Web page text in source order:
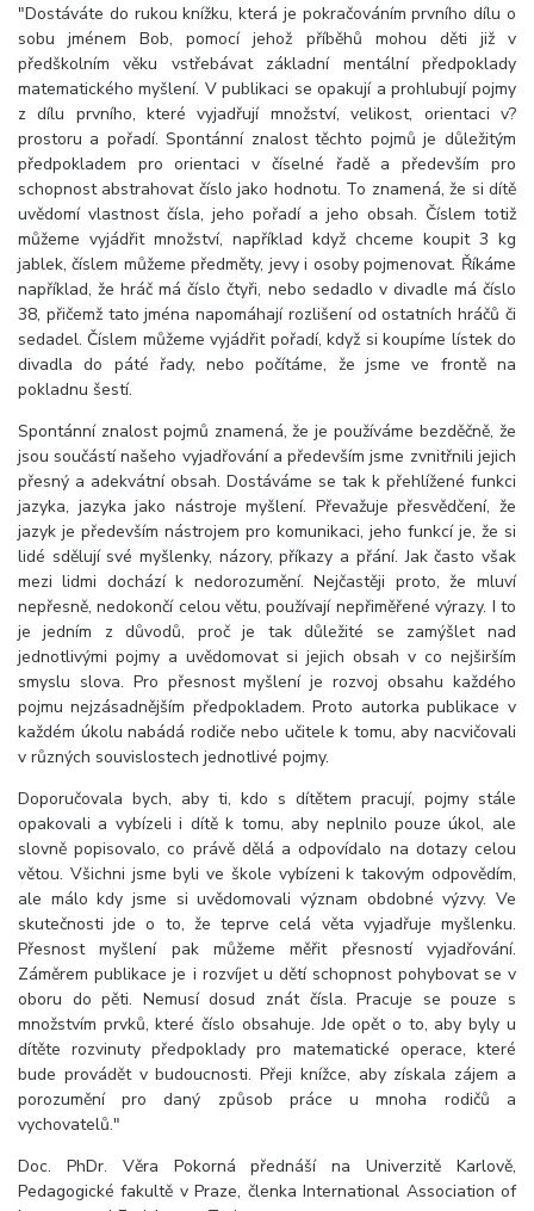
"Dostáváte do rukou knížku, která je pokračováním prvního dílu o
sobu jménem Bob, pomocí jehož příběhů mohou děti již v
předškolním věku vstřebávat základní mentální předpoklady
matematického myšlení. V publikaci se opakují a prohlubují pojmy
z dílu prvního, které vyjadřují množství, velikost, orientaci v?
prostoru a pořadí. Spontánní znalost těchto pojmů je důležitým
předpokladem pro orientaci v číselné řadě a především pro
schopnost abstrahovat číslo jako hodnotu. To znamená, že si dítě
uvědomí vlastnost čísla, jeho pořadí a jeho obsah. Číslem totiž
můžeme vyjádřit množství, například když chceme koupit 3 kg
jablek, číslem můžeme předměty, jevy i osoby pojmenovat. Říkáme
například, že hráč má číslo čtyři, nebo sedadlo v divadle má číslo
38, přičemž tato jména napomáhají rozlišení od ostatních hráčů či
sedadel. Číslem můžeme vyjádřit pořadí, když si koupíme lístek do
divadla do páté řady, nebo počítáme, že jsme ve frontě na
pokladnu šestí.
Spontánní znalost pojmů znamená, že je používáme bezděčně, že
jsou součástí našeho vyjadřování a především jsme zvnitřnili jejich
přesný a adekvátní obsah. Dostáváme se tak k přehlížené funkci
jazyka, jazyka jako nástroje myšlení. Převažuje přesvědčení, že
jazyk je především nástrojem pro komunikaci, jeho funkcí je, že si
lidé sdělují své myšlenky, názory, příkazy a přání. Jak často však
mezi lidmi dochází k nedorozumění. Nejčastěji proto, že mluví
nepřesně, nedokončí celou větu, používají nepřiměřené výrazy. I to
je jedním z důvodů, proč je tak důležité se zamýšlet nad
jednotlivými pojmy a uvědomovat si jejich obsah v co nejširším
smyslu slova. Pro přesnost myšlení je rozvoj obsahu každého
pojmu nejzásadnějším předpokladem. Proto autorka publikace v
každém úkolu nabádá rodiče nebo učitele k tomu, aby nacvičovali
v různých souvislostech jednotlivé pojmy.
Doporučovala bych, aby ti, kdo s dítětem pracují, pojmy stále
opakovali a vybízeli i dítě k tomu, aby neplnilo pouze úkol, ale
slovně popisovalo, co právě dělá a odpovídalo na dotazy celou
větou. Všichni jsme byli ve škole vybízeni k takovým odpovědím,
ale málo kdy jsme si uvědomovali význam obdobné výzvy. Ve
skutečnosti jde o to, že teprve celá věta vyjadřuje myšlenku.
Přesnost myšlení pak můžeme měřit přesností vyjadřování.
Záměrem publikace je i rozvíjet u dětí schopnost pohybovat se v
oboru do pěti. Nemusí dosud znát čísla. Pracuje se pouze s
množstvím prvků, které číslo obsahuje. Jde opět o to, aby byly u
dítěte rozvinuty předpoklady pro matematické operace, které
bude provádět v budoucnosti. Přeji knížce, aby získala zájem a
porozumění pro daný způsob práce u mnoha rodičů a
vychovatelů."
Doc. PhDr. Věra Pokorná přednáší na Univerzitě Karlově,
Pedagogické fakultě v Praze, členka International Association of